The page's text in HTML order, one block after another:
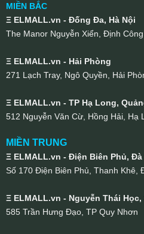
MIỀN BẮC
Ξ ELMALL.vn - Đống Đa, Hà Nội
The Manor Nguyễn Xiển, Định Công
Ξ ELMALL.vn - Hải Phòng
271 Lạch Tray, Ngô Quyền, Hải
Ξ ELMALL.vn - TP Hạ Long,
512 Nguyễn Văn Cừ, Hồng Hải, Hạ
MIỀN TRUNG
Ξ ELMALL.vn - Điện Biên Phủ, Đà
Số 170 Điện Biên Phủ, Thanh Khê,
Ξ ELMALL.vn - Nguyễn Thái
585 Trần Hưng Đạo, TP Quy Nhơn